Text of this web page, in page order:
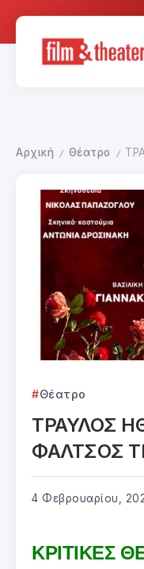
Αρχική / Θέατρο /
Θέατρο
ΤΡΑΥΛΟΣ
ΦΑΛΤΣΟΣ
4 Φεβρουαρίου,
ΚΡΙΤΙΚΕΣ